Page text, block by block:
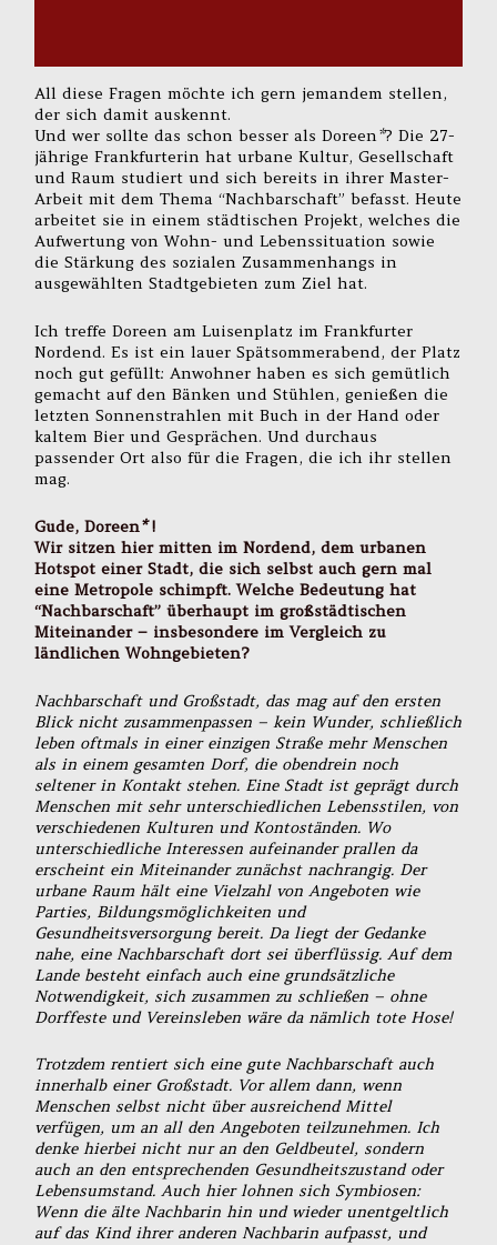
All diese Fragen möchte ich gern jemandem stellen,
der sich damit auskennt.
Und wer sollte das schon besser als Doreen*? Die 27-
jährige Frankfurterin hat urbane Kultur, Gesellschaft
und Raum studiert und sich bereits in ihrer Master-
Arbeit mit dem Thema “Nachbarschaft” befasst. Heute
arbeitet sie in einem städtischen Projekt, welches die
Aufwertung von Wohn- und Lebenssituation sowie
die Stärkung des sozialen Zusammenhangs in
ausgewählten Stadtgebieten zum Ziel hat.
Ich treffe Doreen am Luisenplatz im Frankfurter
Nordend. Es ist ein lauer Spätsommerabend, der Platz
noch gut gefüllt: Anwohner haben es sich gemütlich
gemacht auf den Bänken und Stühlen, genießen die
letzten Sonnenstrahlen mit Buch in der Hand oder
kaltem Bier und Gesprächen. Und durchaus
passender Ort also für die Fragen, die ich ihr stellen
mag.
Gude, Doreen*!
Wir sitzen hier mitten im Nordend, dem urbanen
Hotspot einer Stadt, die sich selbst auch gern mal
eine Metropole schimpft. Welche Bedeutung hat
“Nachbarschaft” überhaupt im großstädtischen
Miteinander – insbesondere im Vergleich zu
ländlichen Wohngebieten?
Nachbarschaft und Großstadt, das mag auf den ersten
Blick nicht zusammenpassen – kein Wunder, schließlich
leben oftmals in einer einzigen Straße mehr Menschen
als in einem gesamten Dorf, die obendrein noch
seltener in Kontakt stehen. Eine Stadt ist geprägt durch
Menschen mit sehr unterschiedlichen Lebensstilen, von
verschiedenen Kulturen und Kontoständen. Wo
unterschiedliche Interessen aufeinander prallen da
erscheint ein Miteinander zunächst nachrangig. Der
urbane Raum hält eine Vielzahl von Angeboten wie
Parties, Bildungsmöglichkeiten und
Gesundheitsversorgung bereit. Da liegt der Gedanke
nahe, eine Nachbarschaft dort sei überflüssig. Auf dem
Lande besteht einfach auch eine grundsätzliche
Notwendigkeit, sich zusammen zu schließen – ohne
Dorffeste und Vereinsleben wäre da nämlich tote Hose!
Trotzdem rentiert sich eine gute Nachbarschaft auch
innerhalb einer Großstadt. Vor allem dann, wenn
Menschen selbst nicht über ausreichend Mittel
verfügen, um an all den Angeboten teilzunehmen. Ich
denke hierbei nicht nur an den Geldbeutel, sondern
auch an den entsprechenden Gesundheitszustand oder
Lebensumstand. Auch hier lohnen sich Symbiosen:
Wenn die älte Nachbarin hin und wieder unentgeltlich
auf das Kind ihrer anderen Nachbarin aufpasst, und